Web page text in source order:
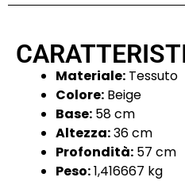
Materiale: Tessuto
Colore: Beige
Base: 58 cm
Altezza:36 cm
Profondità: 57 cm
Peso:1,416667 kg